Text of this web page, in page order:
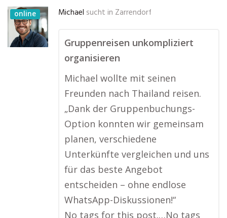
online Michael sucht in Zarrendorf
Gruppenreisen unkompliziert
organisieren
Michael wollte mit seinen
Freunden nach Thailand reisen.
„Dank der Gruppenbuchungs-
Option konnten wir gemeinsam
planen, verschiedene
Unterkünfte vergleichen und uns
für das beste Angebot
entscheiden – ohne endlose
WhatsApp-Diskussionen!“
No tags for this post.…No tags